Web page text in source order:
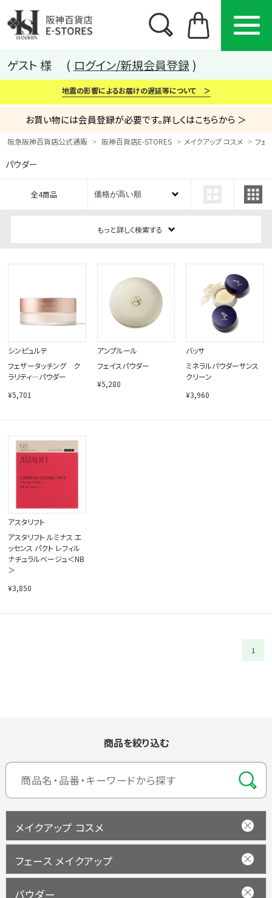
カテゴリー ブランド
閉じる
ゲスト 様 ログイン/新規会員登録
地震の影響によるお届けの遅延等について ＞
お買い物には会員登録が必要です。詳しくはこちらから ＞
阪急阪神百貨店公式通販 阪神百貨店E-STORES メイクアップ コスメ フェ
パウダー
全4商品
もっと詳しく検索する
シンピュルテ
フェザータッチング ク
ラリティ―パウダー
¥5,701
アンプルール
フェイスパウダー
¥5,280
バッサ
ミネラルパウダーサンス
クリーン
¥3,960
アスタリフト
アスタリフト ルミナス エ
ッセンス パクト レフィル
ナチュラルベージュ＜NB
＞
¥3,850
1
商品を絞り込む
メイクアップ コスメ
フェース メイクアップ
パウダー